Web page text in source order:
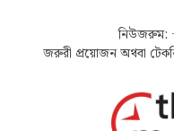
নিউজরুম:
জরুরী প্রয়োজন অথবা